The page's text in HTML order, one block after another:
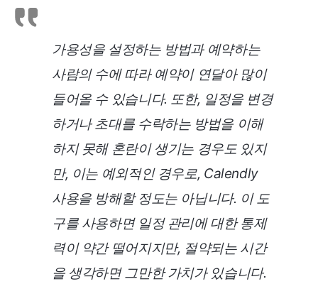
가용성을 설정하는 방법과 예약하는
사람의 수에 따라 예약이 연달아 많이
들어올 수 있습니다. 또한, 일정을 변경
하거나 초대를 수락하는 방법을 이해
하지 못해 혼란이 생기는 경우도 있지
만, 이는 예외적인 경우로, Calendly
사용을 방해할 정도는 아닙니다. 이 도
구를 사용하면 일정 관리에 대한 통제
력이 약간 떨어지지만, 절약되는 시간
을 생각하면 그만한 가치가 있습니다.